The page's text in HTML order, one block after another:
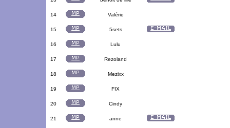
14 Valérie
15 5sets
16 Lulu
17 Rezoland
18 Mezixx
19 FIX
20 Cindy
21 anne